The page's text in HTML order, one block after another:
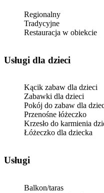
Regionalny
Tradycyjne
Restauracja w obiekcie
usługi dla dzieci
Kącik zabaw dla dzieci
Zabawki dla dzieci
Pokój do zabaw dla
Przenośne łóżeczko
Krzesło do karmienia
Łóżeczko dla dziecka
Usługi
Balkon/taras